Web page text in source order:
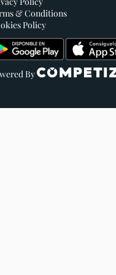
& Conditions
Policy
By